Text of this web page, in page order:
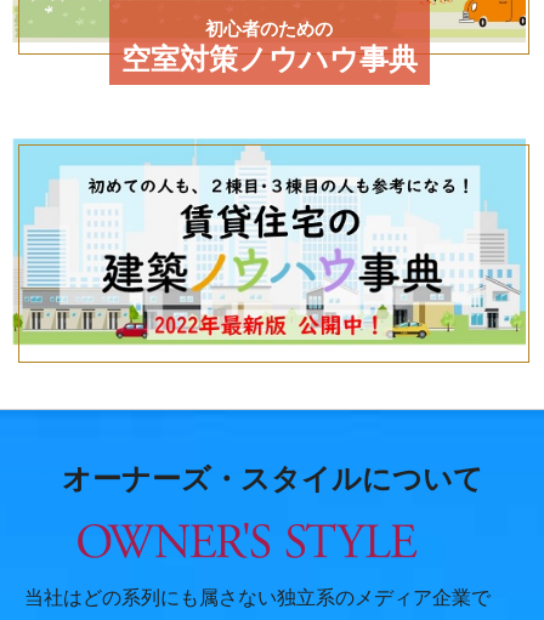
初心者のための
空室対策ノウハウ事典
オーナーズ・スタイルについて
当社はどの系列にも属さない独立系のメディア企業で